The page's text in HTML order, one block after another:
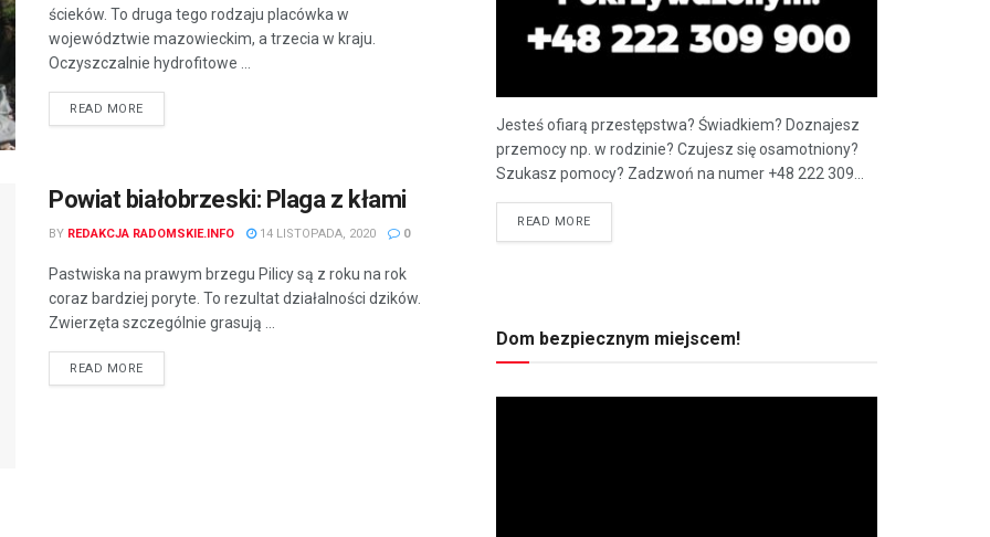
ścieków. To druga tego rodzaju placówka w
województwie mazowieckim, a trzecia w kraju.
Oczyszczalnie hydrofitowe ...
READ MORE
Powiat białobrzeski: Plaga z kłami
BY REDAKCJA RADOMSKIE.INFO 14 LISTOPADA, 2020 0
Pastwiska na prawym brzegu Pilicy są z roku na rok
coraz bardziej poryte. To rezultat działalności dzików.
Zwierzęta szczególnie grasują ...
READ MORE
Jesteś ofiarą przestępstwa? Świadkiem? Doznajesz
przemocy np. w rodzinie? Czujesz się osamotniony?
Szukasz pomocy? Zadzwoń na numer +48 222 309...
READ MORE
Dom bezpiecznym miejscem!